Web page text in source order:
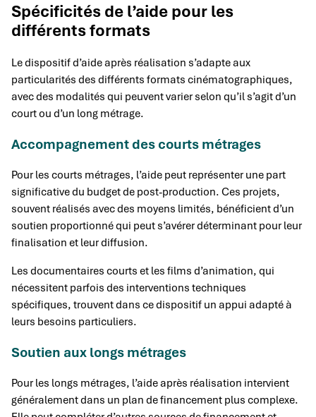
Spécificités de l’aide pour les
différents formats
Le dispositif d’aide après réalisation s’adapte aux
particularités des différents formats cinématographiques,
avec des modalités qui peuvent varier selon qu’il s’agit d’un
court ou d’un long métrage.
Accompagnement des courts métrages
Pour les courts métrages, l’aide peut représenter une part
significative du budget de post-production. Ces projets,
souvent réalisés avec des moyens limités, bénéficient d’un
soutien proportionné qui peut s’avérer déterminant pour leur
finalisation et leur diffusion.
Les documentaires courts et les films d’animation, qui
nécessitent parfois des interventions techniques
spécifiques, trouvent dans ce dispositif un appui adapté à
leurs besoins particuliers.
Soutien aux longs métrages
Pour les longs métrages, l’aide après réalisation intervient
généralement dans un plan de financement plus complexe.